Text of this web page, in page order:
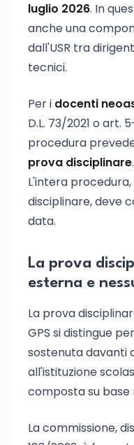
luglio 2026. In
anche una
dall'USR tra
tecnici.
Per i docenti
D.L. 73/2021 o art.
procedura
prova disciplinare
L'intera
disciplinare, deve
data.
La prova
esterna e
La prova
GPS si distingue
sostenuta davanti
all'istituzione
composta su base
La commissione,